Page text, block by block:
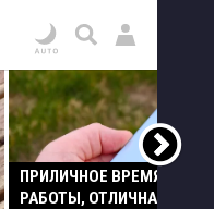
ПРИЛИЧНОЕ ВРЕМЯ
РАБОТЫ, ОТЛИЧНАЯ